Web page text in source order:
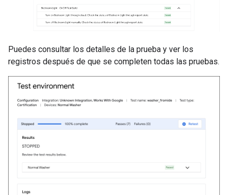
Puedes consultar los detalles de la prueba y ver los
registros después de que se completen todas las pruebas.